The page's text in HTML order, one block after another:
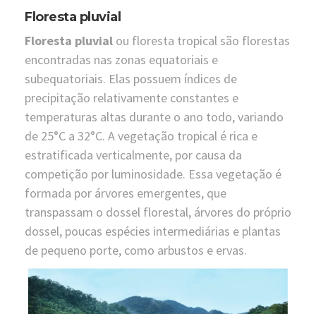
Floresta pluvial
Floresta pluvial ou floresta tropical são florestas
encontradas nas zonas equatoriais e
subequatoriais. Elas possuem índices de
precipitação relativamente constantes e
temperaturas altas durante o ano todo, variando
de 25°C a 32°C. A vegetação tropical é rica e
estratificada verticalmente, por causa da
competição por luminosidade. Essa vegetação é
formada por árvores emergentes, que
transpassam o dossel florestal, árvores do próprio
dossel, poucas espécies intermediárias e plantas
de pequeno porte, como arbustos e ervas.